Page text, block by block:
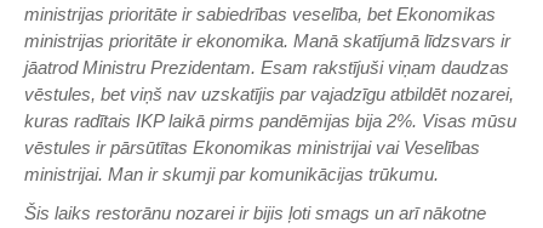
ministrijas prioritāte ir sabiedrības veselība, bet Ekonomikas
ministrijas prioritāte ir ekonomika. Manā skatījumā līdzsvars ir
jāatrod Ministru Prezidentam. Esam rakstījuši viņam daudzas
vēstules, bet viņš nav uzskatījis par vajadzīgu atbildēt nozarei,
kuras radītais IKP laikā pirms pandēmijas bija 2%. Visas mūsu
vēstules ir pārsūtītas Ekonomikas ministrijai vai Veselības
ministrijai. Man ir skumji par komunikācijas trūkumu.
Šis laiks restorānu nozarei ir bijis ļoti smags un arī nākotne